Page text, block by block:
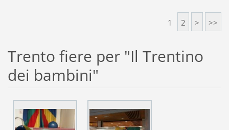
1 2 > >>
Trento fiere per "Il Trentino
dei bambini"